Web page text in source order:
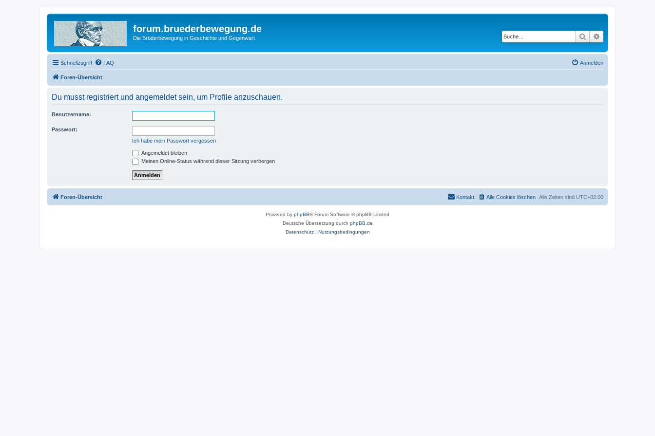
forum.bruederbewegung.de
Die Brüderbewegung in Geschichte und Gegenwart Suche
Schnellzugriff FAQ Anmelden
Foren-Übersicht
Du musst registriert und angemeldet sein, um Profile anzuschauen.
Benutzername:
Passwort:
Ich habe mein Passwort vergessen
Angemeldet bleiben
Meinen Online-Status während dieser Sitzung verbergen
Foren-Übersicht Alle Zeiten sind UTC+02:00
Alle Cookies löschen
Kontakt
Powered by phpBB® Forum Software © phpBB Limited
Deutsche Übersetzung durch phpBB.de
Datenschutz| Nutzungsbedingungen